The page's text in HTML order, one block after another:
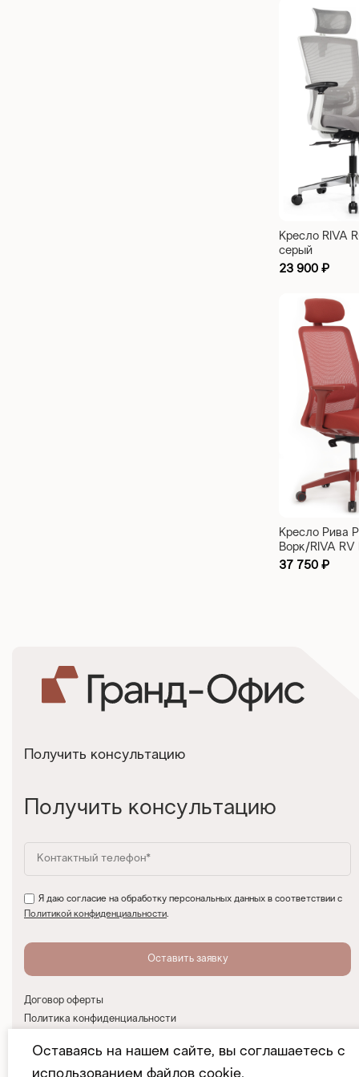
Кресло RIVA
серый
23 900 ₽
Кресло Рива
Ворк/RIVA RV
WORK W-
37 750 ₽
Получить консультацию
Получить консультацию
Я даю согласие на обработку персональных данных в соответствии с
Политикой конфиденциальности.
Договор оферты
Политика конфиденциальности
При участии D_GMA Agency
Оставаясь на нашем сайте, вы соглашаетесь с
использованием файлов cookie.